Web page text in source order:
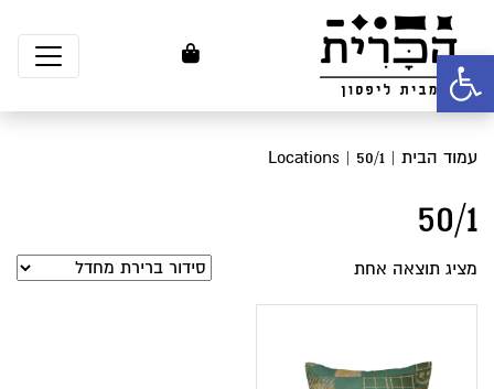
פתח סרגל נגישות
עמוד הבית | Locations | 50/1
50/1
מציג תוצאה אחת